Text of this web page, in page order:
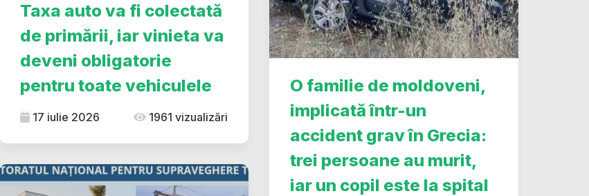
Taxa auto va fi colectată
de primării, iar vinieta va
deveni obligatorie
pentru toate vehiculele
17 iulie 2026 1961 vizualizări
O familie de moldoveni,
implicată într-un
accident grav în Grecia:
trei persoane au murit,
iar un copil este la spital